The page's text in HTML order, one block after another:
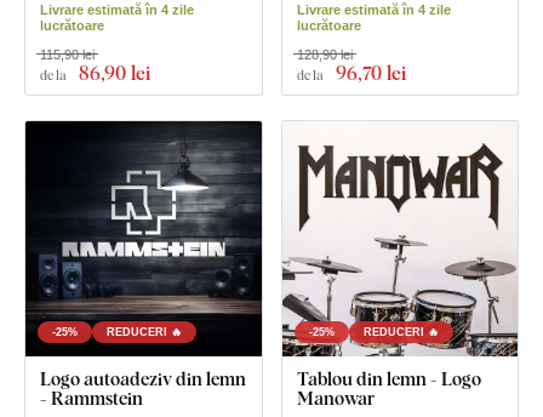
Livrare estimată în 4 zile
lucrătoare
de la 86,90 lei
115,90 lei
Livrare estimată în 4 zile
lucrătoare
de la 96,70 lei
128,90 lei
-25% REDUCERI 🔥
Logo autoadeziv din lemn
- Rammstein
-25% REDUCERI 🔥
Tablou din lemn - Logo
Manowar